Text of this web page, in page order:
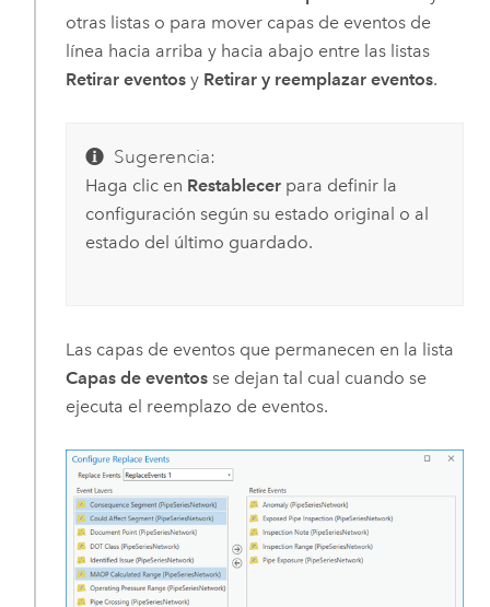
otras listas o para mover capas de eventos de
línea hacia arriba y hacia abajo entre las listas
Retirar eventosy Retirar y reemplazar eventos.
Sugerencia:
Haga clic en Restablecerpara definir la
configuración según su estado original o al
estado del último guardado.
Las capas de eventos que permanecen en la lista
Capas de eventosse dejan tal cual cuando se
ejecuta el reemplazo de eventos.